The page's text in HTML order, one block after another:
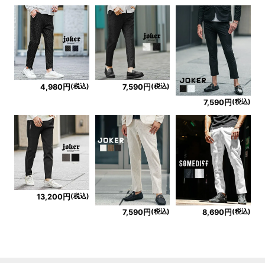
4,980円 (税込) 7,590円 (税込)
7,590円(税込)
13,200円 (税込)
7,590円 (税込) 8,690円 (税込)